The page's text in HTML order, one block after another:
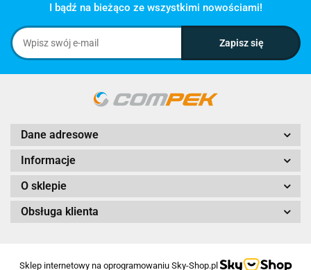
I bądź na bieżąco ze wszystkimi nowościami!
Dane adresowe
Informacje
O sklepie
Obsługa klienta
Sklep internetowy na oprogramowaniu Sky-Shop.pl